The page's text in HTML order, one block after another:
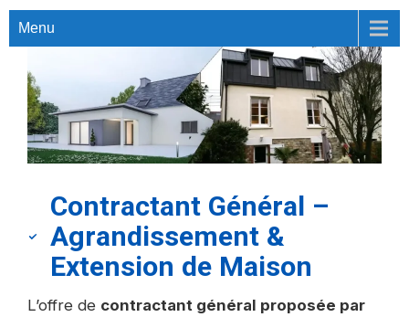
Menu
Contractant Général –
Agrandissement &
Extension de Maison
L’offre de contractant général proposée par